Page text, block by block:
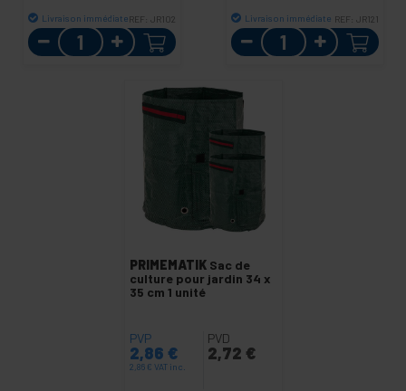
Livraison immédiate REF: JR102
Quantité
Livraison immédiate REF: JR121
Quantité
PRIMEMATIK Sac de
culture pour jardin 34 x
35 cm 1 unité
PVP
2,86 €
2,86 € VAT inc.
PVD
2,72 €